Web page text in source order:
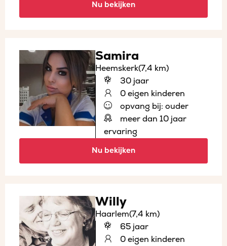
Nu bekijken
Samira
Heemskerk(7,4 km)
30 jaar
0 eigen kinderen
opvang bij: ouder
meer dan 10 jaar
ervaring
Nu bekijken
Willy
Haarlem(7,4 km)
65 jaar
0 eigen kinderen